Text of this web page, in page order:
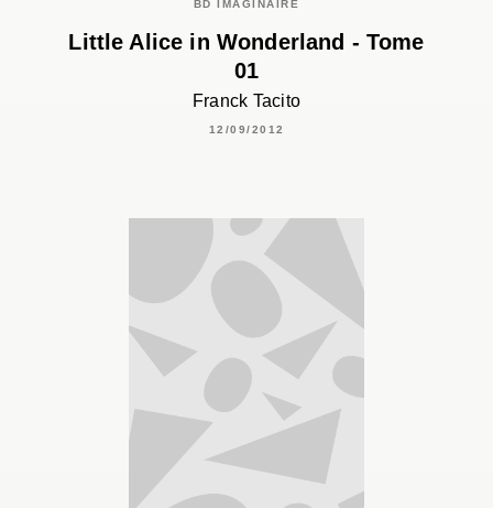
BD IMAGINAIRE
Little Alice in Wonderland - Tome
01
Franck Tacito
12/09/2012